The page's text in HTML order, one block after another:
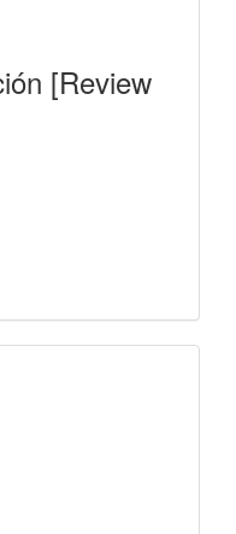
[Review